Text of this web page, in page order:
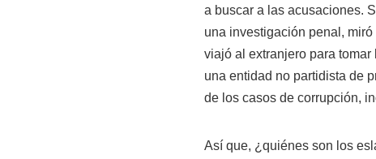
a buscar a las acusaciones.
una investigación penal,
viajó al extranjero para
una entidad no partidista de
de los casos de corrupción,
Así que, ¿quiénes son los